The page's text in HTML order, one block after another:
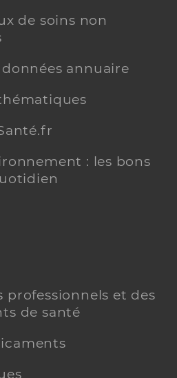
de soins non
annuaire
: les bons
professionnels et des
de santé